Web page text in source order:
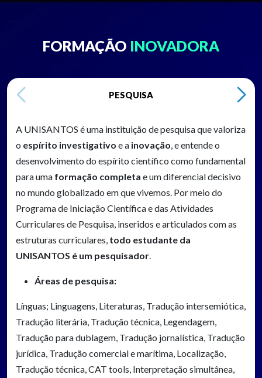
FORMAÇÃO INOVADORA
PESQUISA
A UNISANTOS é uma instituição de pesquisa que valoriza
o espírito investigativo e a inovação , e entende o
desenvolvimento do espírito científico como fundamental
para uma formação completa e um diferencial decisivo
no mundo globalizado em que vivemos. Por meio do
Programa de Iniciação Científica e das Atividades
Curriculares de Pesquisa, inseridos e articulados com as
estruturas curriculares, todo estudante da
UNISANTOS é um pesquisador
Áreas de pesquisa:
Línguas; Linguagens, Literaturas, Tradução intersemiótica,
Tradução literária, Tradução técnica, Legendagem,
Tradução para dublagem, Tradução jornalística, Tradução
jurídica, Tradução comercial e marítima, Localização,
Tradução técnica, CAT tools, Interpretação simultânea,